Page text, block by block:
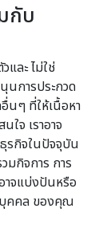
กับ
และ ไม่ใช่
การประกวด
นๆ ที่ให้เนื้อหา
ใจ เราอาจ
รกิจในปัจจุบัน
มกิจการ การ
าจแบ่งปันหรือ
บุคคล ของคุณ